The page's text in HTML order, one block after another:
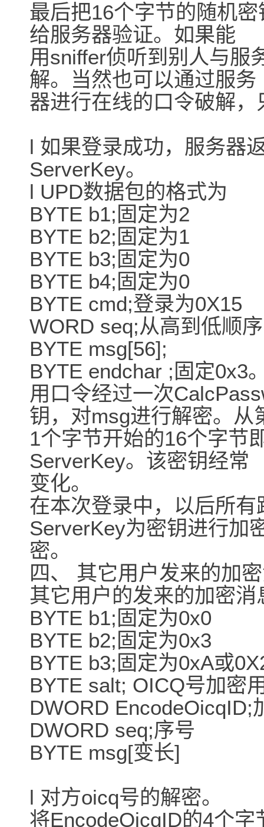
最后把16个字节的随机
给服务器验证。如果能
用sniffer侦听到别人与服
解。当然也可以通过服务
器进行在线的口令破解
l 如果登录成功，服务器
ServerKey。
l UPD数据包的格式为
BYTE b1;固定为2
BYTE b2;固定为1
BYTE b3;固定为0
BYTE b4;固定为0
BYTE cmd;登录为0X15
WORD seq;从高到低顺
BYTE msg[56];
BYTE endchar ;固定0x3
用口令经过一次
钥，对msg进行解密。从
1个字节开始的16个字节
ServerKey。该密钥经常
变化。
在本次登录中，以后所
ServerKey为密钥进行加
密。
四、 其它用户发来的加
其它用户的发来的加密消
BYTE b1;固定为0x0
BYTE b2;固定为0x3
BYTE b3;固定为0xA或
BYTE salt; OICQ号加密
DWORD EncodeOicqID;
DWORD seq;序号
BYTE msg[变长]
l 对方oicq号的解密。
将EncodeOicqID的4个